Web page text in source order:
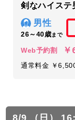
剣なハイステ
男性
26～40歳まで
Web予約割
通常料金 ￥
8/9 （日）